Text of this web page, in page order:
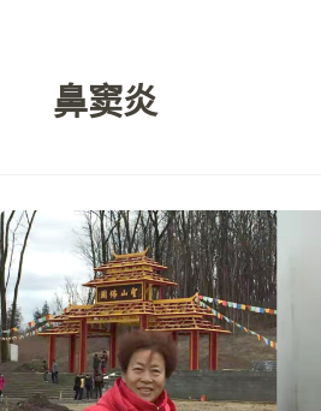
鼻窦炎
失
明
7
年
活
在
黑